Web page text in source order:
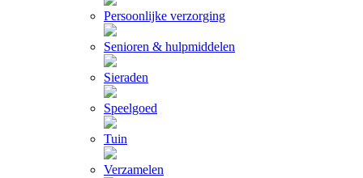
Persoonlijke verzorging
Senioren & hulpmiddelen
Sieraden
Speelgoed
Tuin
Verzamelen